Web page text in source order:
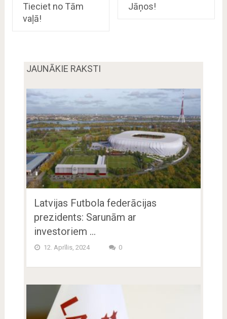
Tieciet no Tām
vaļā!
Jāņos!
JAUNĀKIE RAKSTI
Latvijas Futbola federācijas
prezidents: Sarunām ar
investoriem …
12. Aprīlis, 2024 0